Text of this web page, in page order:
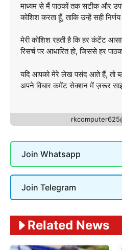
माध्यम से मैं पाठकों तक सटीक और
कोशिश करता हूँ, ताकि उन्हें सही
मेरी कोशिश रहती है कि हर कंटेंट
रिसर्च पर आधारित हो, जिससे हर
यदि आपको मेरे लेख पसंद आते हैं, तो
अपने विचार कमेंट सेक्शन में ज़रूर
Join Whatsapp
Join Telegram
Related News